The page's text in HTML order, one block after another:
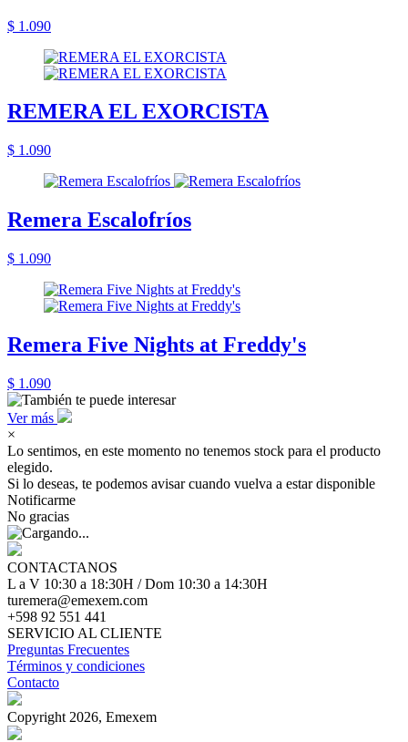
$ 1.090
REMERA EL EXORCISTA
$ 1.090
Remera Escalofríos
$ 1.090
Remera Five Nights at Freddy's
$ 1.090
Ver más
×
Lo sentimos, en este momento no tenemos stock para el producto
elegido.
Si lo deseas, te podemos avisar cuando vuelva a estar disponible
Notificarme
No gracias
CONTACTANOS
L a V 10:30 a 18:30H / Dom 10:30 a 14:30H
turemera@emexem.com
+598 92 551 441
SERVICIO AL CLIENTE
Preguntas Frecuentes
Términos y condiciones
Contacto
Copyright 2026, Emexem